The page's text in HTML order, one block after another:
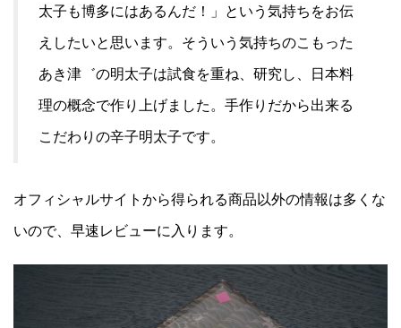
太子も博多にはあるんだ！」という気持ちをお伝
えしたいと思います。そういう気持ちのこもった
あき津゛の明太子は試食を重ね、研究し、日本料
理の概念で作り上げました。手作りだから出来る
こだわりの辛子明太子です。
オフィシャルサイトから得られる商品以外の情報は多くな
いので、早速レビューに入ります。